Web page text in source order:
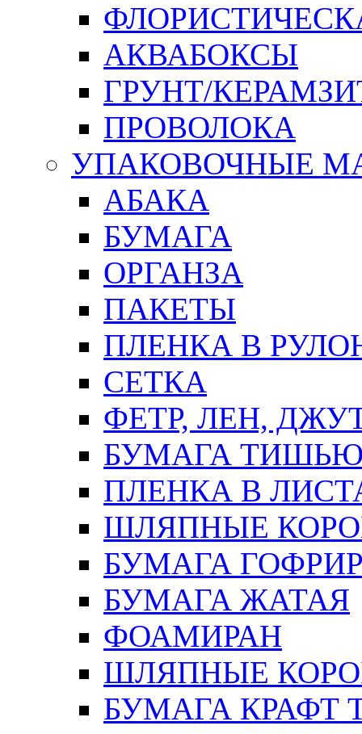
АКВАБОКСЫ
ГРУНТ/
ПРОВОЛОКА
УПАКОВОЧНЫЕ
АБАКА
БУМАГА
ОРГАНЗА
ПАКЕТЫ
ПЛЕНКА В
СЕТКА
ФЕТР, ЛЕН,
БУМАГА
ПЛЕНКА В
ШЛЯПНЫЕ
БУМАГА
БУМАГА ЖАТАЯ
ФОАМИРАН
ШЛЯПНЫЕ
БУМАГА КРАФТ